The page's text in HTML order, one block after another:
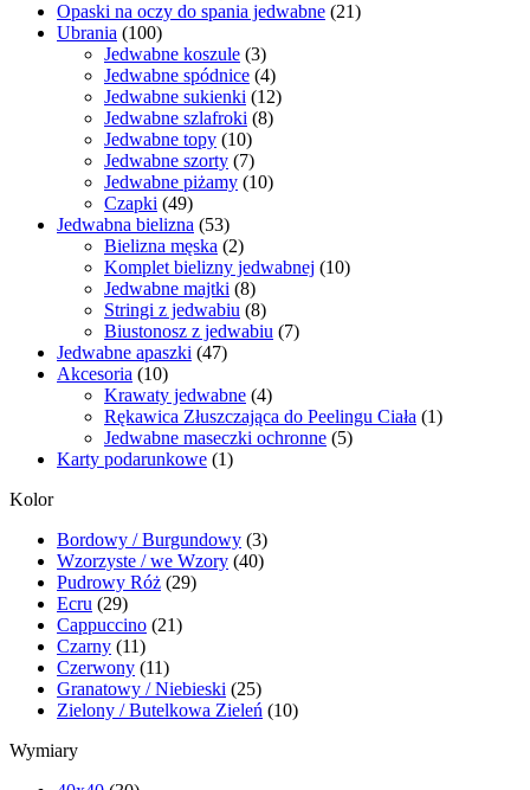
Opaski na oczy do spania jedwabne (21)
Ubrania (100)
Jedwabne koszule (3)
Jedwabne spódnice (4)
Jedwabne sukienki (12)
Jedwabne szlafroki (8)
Jedwabne topy (10)
Jedwabne szorty (7)
Jedwabne piżamy (10)
Czapki (49)
Jedwabna bielizna (53)
Bielizna męska (2)
Komplet bielizny jedwabnej (10)
Jedwabne majtki (8)
Stringi z jedwabiu (8)
Biustonosz z jedwabiu (7)
Jedwabne apaszki (47)
Akcesoria (10)
Krawaty jedwabne (4)
Rękawica Złuszczająca do Peelingu Ciała (1)
Jedwabne maseczki ochronne (5)
Karty podarunkowe (1)
Kolor
Bordowy / Burgundowy (3)
Wzorzyste / we Wzory (40)
Pudrowy Róż (29)
Ecru (29)
Cappuccino (21)
Czarny (11)
Czerwony (11)
Granatowy / Niebieski (25)
Zielony / Butelkowa Zieleń (10)
Wymiary